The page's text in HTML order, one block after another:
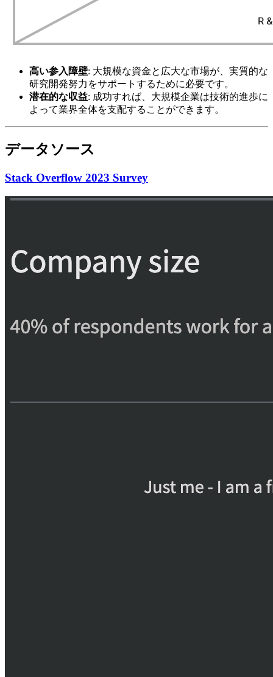
高い参入障壁: 大規模な資金と広大な市場が、実質的な
研究開発努力をサポートするために必要です。
潜在的な収益: 成功すれば、大規模企業は技術的進歩に
よって業界全体を支配することができます。
データソース
Stack Overflow 2023 Survey